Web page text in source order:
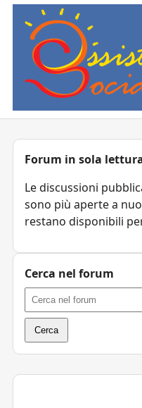
Forum in sola
Le discussioni
sono più aperte a
restano disponibili
Cerca nel forum
Cerca